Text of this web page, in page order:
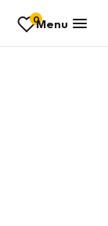
0Menu